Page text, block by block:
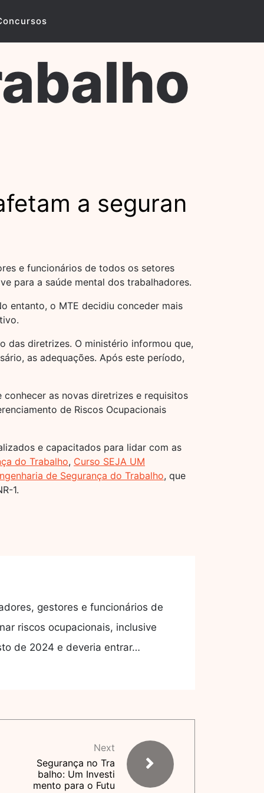
a seguran
e funcionários de todos os setores
para a saúde mental dos trabalhadores.
entanto, o MTE decidiu conceder mais
das diretrizes. O ministério informou que,
as adequações. Após este período,
as novas diretrizes e requisitos
de Riscos Ocupacionais
e capacitados para lidar com as
do Trabalho, Curso SEJA UM
de Segurança do Trabalho, que
1.
gestores e funcionários de
riscos ocupacionais, inclusive
de 2024 e deveria entrar…
Next
Segurança no Tra
balho: Um Investi
mento para o Futu